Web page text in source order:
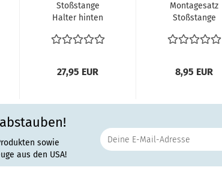
Stoßstange
Halter hinten
VW Bus T1
27,95 EUR
Montagesatz
Stoßstange
links / rechts...
8,95 EUR
sowie
aus den USA!